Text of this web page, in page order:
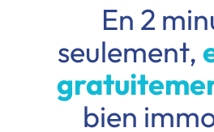
En 2
seulement,
bien